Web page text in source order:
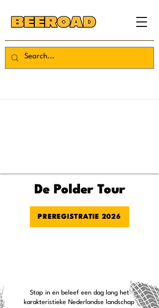
De Polder Tour
PREREGISTRATIE 2026
Stap in en beleef een dag lang het
karakteristieke Nederlandse landschap